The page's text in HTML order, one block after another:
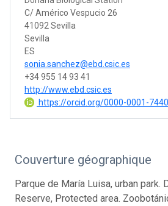
C/ Américo Vespucio 26
41092 Sevilla
Sevilla
ES
sonia.sanchez@ebd.csic.es
+34 955 14 93 41
http://www.ebd.csic.es
https://orcid.org/0000-0001-
Couverture géographique
Parque de María Luisa, urban park.
Reserve, Protected area.